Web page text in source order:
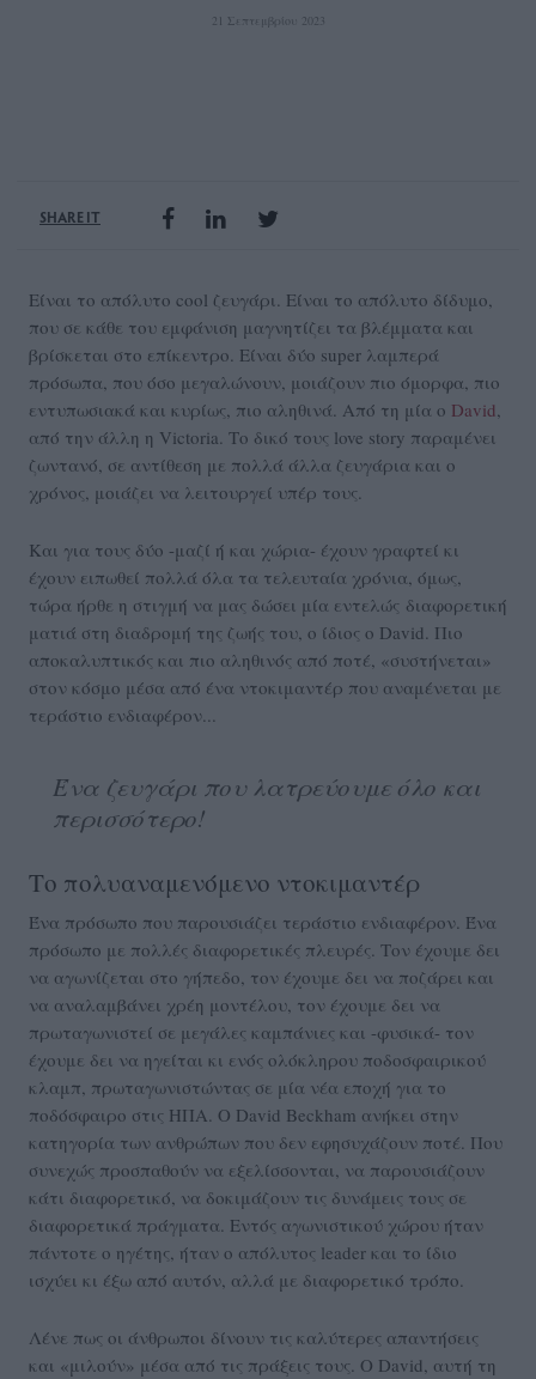
21 Σεπτεμβρίου 2023
SHARE IT
Είναι το απόλυτo cool ζευγάρι. Είναι το απόλυτο δίδυμο,
που σε κάθε του εμφάνιση μαγνητίζει τα βλέμματα και
βρίσκεται στο επίκεντρο. Είναι δύο super λαμπερά
πρόσωπα, που όσο μεγαλώνουν, μοιάζουν πιο όμορφα, πιο
εντυπωσιακά και κυρίως, πιο αληθινά. Από τη μία ο David,
από την άλλη η Victoria. Το δικό τους love story παραμένει
ζωντανό, σε αντίθεση με πολλά άλλα ζευγάρια και ο
χρόνος, μοιάζει να λειτουργεί υπέρ τους.
Και για τους δύο -μαζί ή και χώρια- έχουν γραφτεί κι
έχουν ειπωθεί πολλά όλα τα τελευταία χρόνια, όμως,
τώρα ήρθε η στιγμή να μας δώσει μία εντελώς διαφορετική
ματιά στη διαδρομή της ζωής του, ο ίδιος ο David. Πιο
αποκαλυπτικός και πιο αληθινός από ποτέ, «συστήνεται»
στον κόσμο μέσα από ένα ντοκιμαντέρ που αναμένεται με
τεράστιο ενδιαφέρον...
Ένα ζευγάρι που λατρεύουμε όλο και
περισσότερο!
Το πολυαναμενόμενο ντοκιμαντέρ
Ένα πρόσωπο που παρουσιάζει τεράστιο ενδιαφέρον. Ένα
πρόσωπο με πολλές διαφορετικές πλευρές. Τον έχουμε δει
να αγωνίζεται στο γήπεδο, τον έχουμε δει να ποζάρει και
να αναλαμβάνει χρέη μοντέλου, τον έχουμε δει να
πρωταγωνιστεί σε μεγάλες καμπάνιες και -φυσικά- τον
έχουμε δει να ηγείται κι ενός ολόκληρου ποδοσφαιρικού
κλαμπ, πρωταγωνιστώντας σε μία νέα εποχή για το
ποδόσφαιρο στις ΗΠΑ. Ο David Beckham ανήκει στην
κατηγορία των ανθρώπων που δεν εφησυχάζουν ποτέ. Που
συνεχώς προσπαθούν να εξελίσσονται, να παρουσιάζουν
κάτι διαφορετικό, να δοκιμάζουν τις δυνάμεις τους σε
διαφορετικά πράγματα. Εντός αγωνιστικού χώρου ήταν
πάντοτε ο ηγέτης, ήταν ο απόλυτος leader και το ίδιο
ισχύει κι έξω από αυτόν, αλλά με διαφορετικό τρόπο.
Λένε πως οι άνθρωποι δίνουν τις καλύτερες απαντήσεις
και «μιλούν» μέσα από τις πράξεις τους. Ο David, αυτή τη